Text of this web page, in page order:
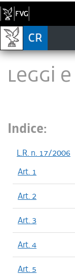
LEGGI
Indice:
L.R. n. 17/2006
Art. 1
Art. 2
Art. 3
Art. 4
Art. 5